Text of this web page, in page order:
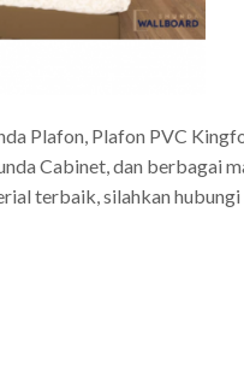
Plafon, Plafon PVC
Cabinet, dan berbagai
terbaik, silahkan hubungi